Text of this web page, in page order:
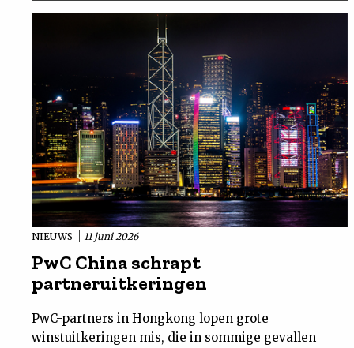
NIEUWS 11 juni 2026
PwC China schrapt
partneruitkeringen
PwC-partners in Hongkong lopen grote
winstuitkeringen mis, die in sommige gevallen